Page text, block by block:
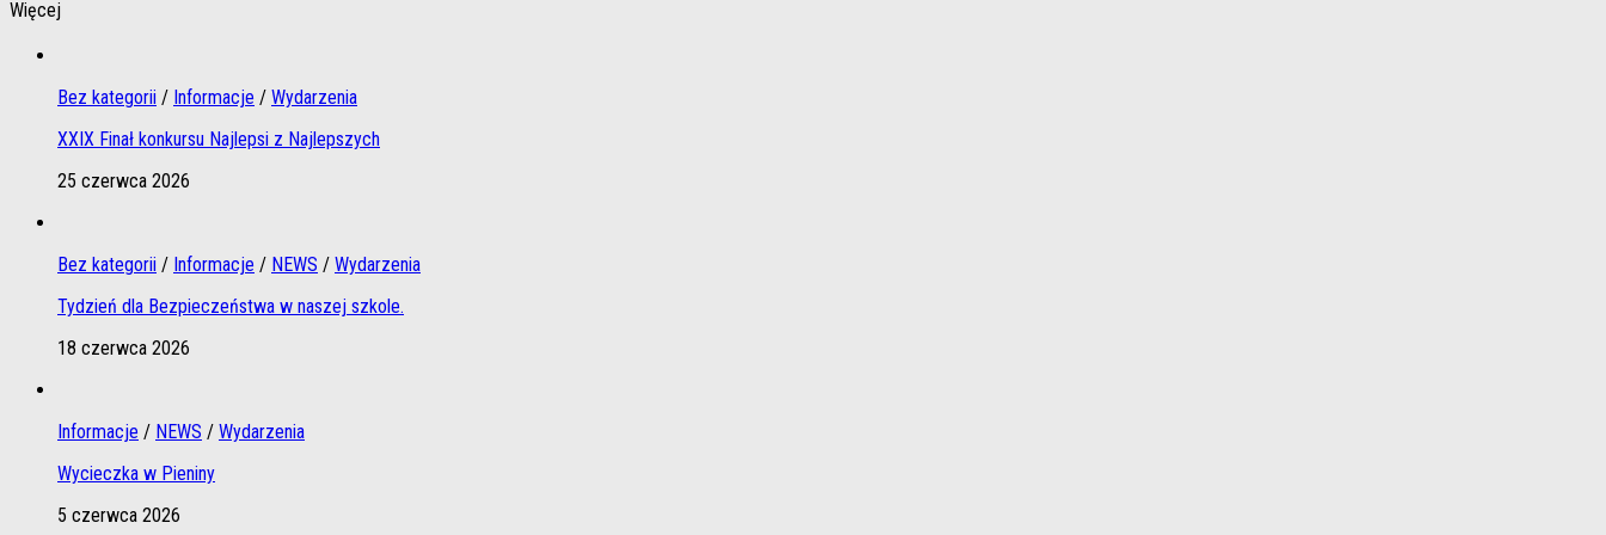
Więcej
Bez kategorii / Informacje / Wydarzenia
XXIX Finał konkursu Najlepsi z Najlepszych
25 czerwca 2026
Bez kategorii / Informacje / NEWS / Wydarzenia
Tydzień dla Bezpieczeństwa w naszej szkole.
18 czerwca 2026
Informacje / NEWS / Wydarzenia
Wycieczka w Pieniny
5 czerwca 2026